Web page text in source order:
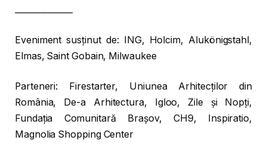
______________
Eveniment susținut de: ING, Holcim, Alukönigstahl,
Elmas, Saint Gobain, Milwaukee
Parteneri: Firestarter, Uniunea Arhitecților din
România, De-a Arhitectura, Igloo, Zile și Nopți,
Fundația Comunitară Brașov, CH9, Inspiratio,
Magnolia Shopping Center